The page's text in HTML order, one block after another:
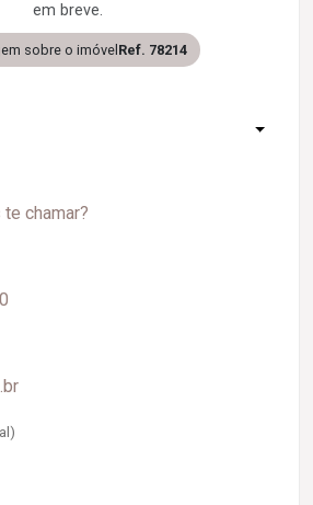
em breve.
sobre o imóvel Ref. 78214